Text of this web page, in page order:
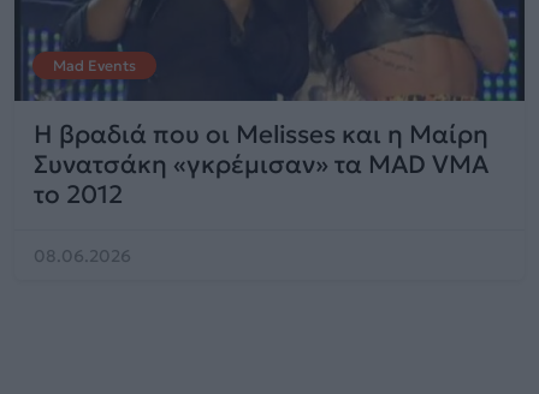
Mad Events
Η βραδιά που οι Melisses και η Μαίρη
Συνατσάκη «γκρέμισαν» τα MAD VMA
το 2012
08.06.2026